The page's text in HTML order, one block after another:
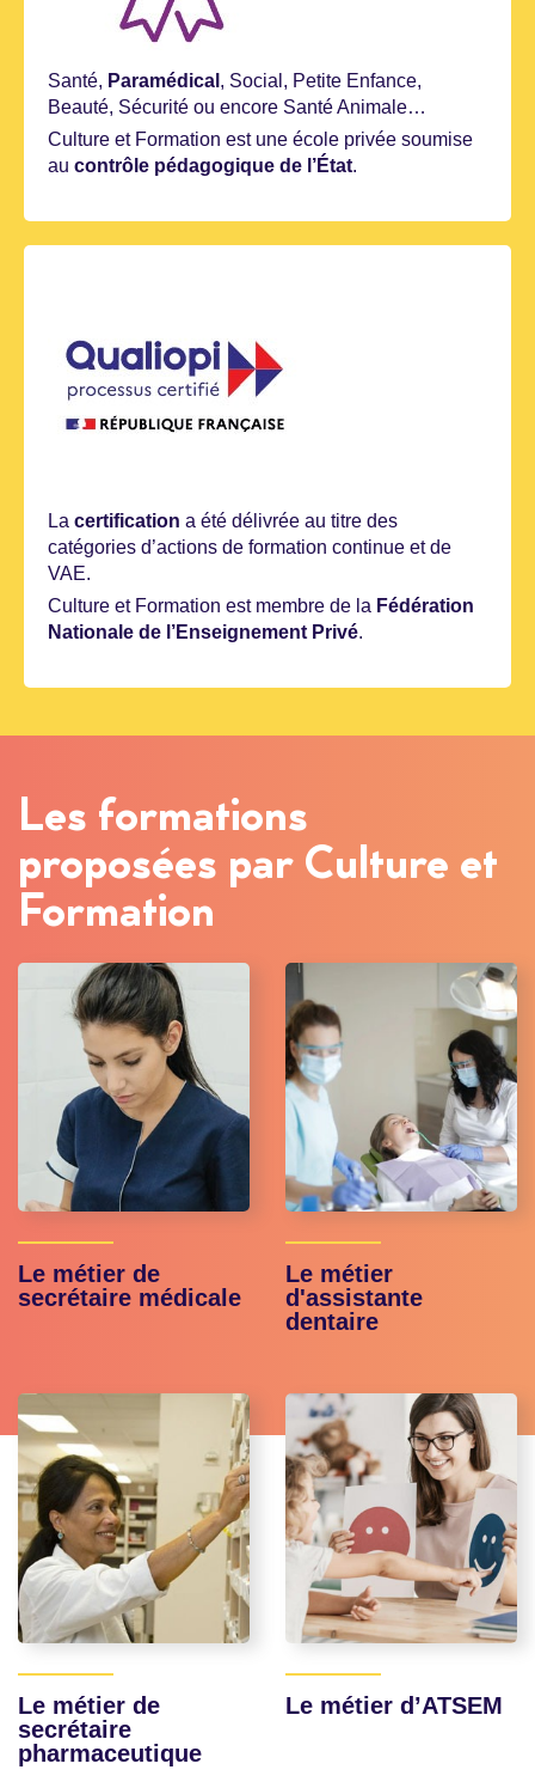
Santé, Paramédical , Social, Petite Enfance,
Beauté, Sécurité ou encore Santé Animale…
Culture et Formation est une école privée soumise
au contrôle pédagogique de l’État.
La certification a été délivrée au titre des
catégories d’actions de formation continue et de
VAE.
Culture et Formation est membre de la Fédération
Nationale de l’Enseignement Privé.
Les formations
proposées par Culture et
Formation
Le métier de
secrétaire médicale
Le métier
d'assistante
dentaire
Le métier de
secrétaire
pharmaceutique
Le métier d’ATSEM